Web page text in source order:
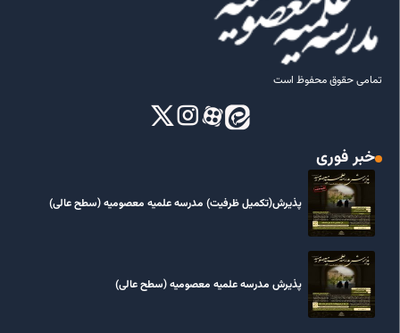
تمامی حقوق محفوظ است
خبر فوری
پذیرش(تکمیل ظرفیت) مدرسه علمیه معصومیه‌ (سطح عالی)
پذیرش مدرسه علمیه معصومیه‌ (سطح عالی)